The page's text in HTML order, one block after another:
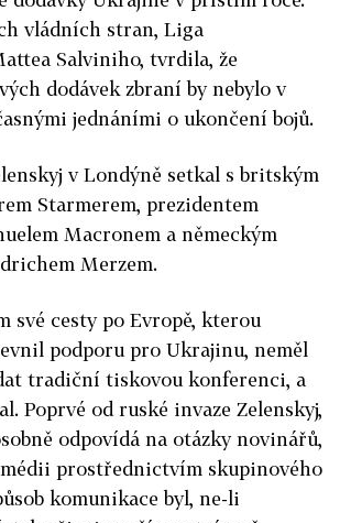
vládních stran, Liga
Salviniho, tvrdila, že
dodávek zbraní by nebylo v
jednáními o ukončení bojů.
v Londýně setkal s britským
Starmerem, prezidentem
Macronem a německým
Merzem.
své cesty po Evropě, kterou
podporu pro Ukrajinu, neměl
tradiční tiskovou konferenci, a
Poprvé od ruské invaze Zelenskyj,
odpovídá na otázky novinářů,
prostřednictvím skupinového
komunikace byl, ne-li